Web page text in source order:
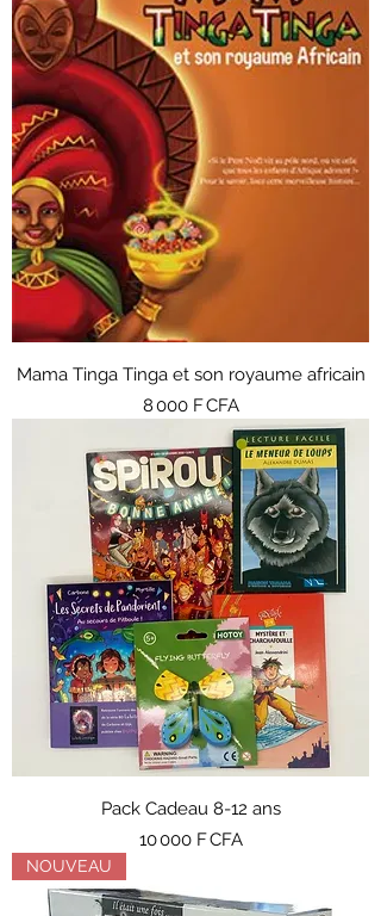
Mama Tinga Tinga et son royaume africain
Prix
8 000 F CFA
Pack Cadeau 8-12 ans
Prix
10 000 F CFA
NOUVEAU